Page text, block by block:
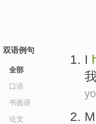
双语例句
全部
口语
书面语
论文
I